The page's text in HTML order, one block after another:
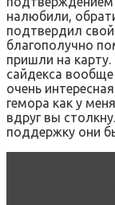
налюбили,
подтвердил
благополучно
пришли на
сайдекса
очень
гемора как у
вдруг вы
поддержку они